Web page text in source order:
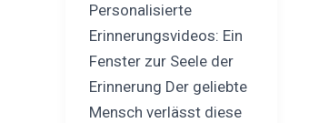
Personalisierte
Erinnerungsvideos: Ein
Fenster zur Seele der
Erinnerung Der geliebte
Mensch verlässt diese